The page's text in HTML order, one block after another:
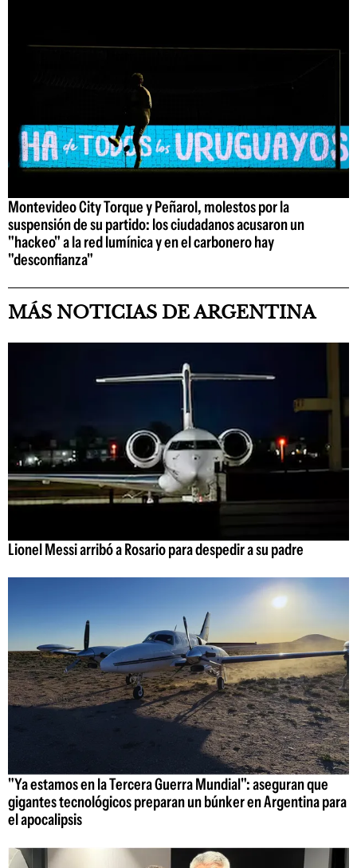
Montevideo City Torque y Peñarol, molestos por la
suspensión de su partido: los ciudadanos acusaron un
"hackeo" a la red lumínica y en el carbonero hay
"desconfianza"
MÁS NOTICIAS DE ARGENTINA
Lionel Messi arribó a Rosario para despedir a su padre
"Ya estamos en la Tercera Guerra Mundial": aseguran que
gigantes tecnológicos preparan un búnker en Argentina para
el apocalipsis